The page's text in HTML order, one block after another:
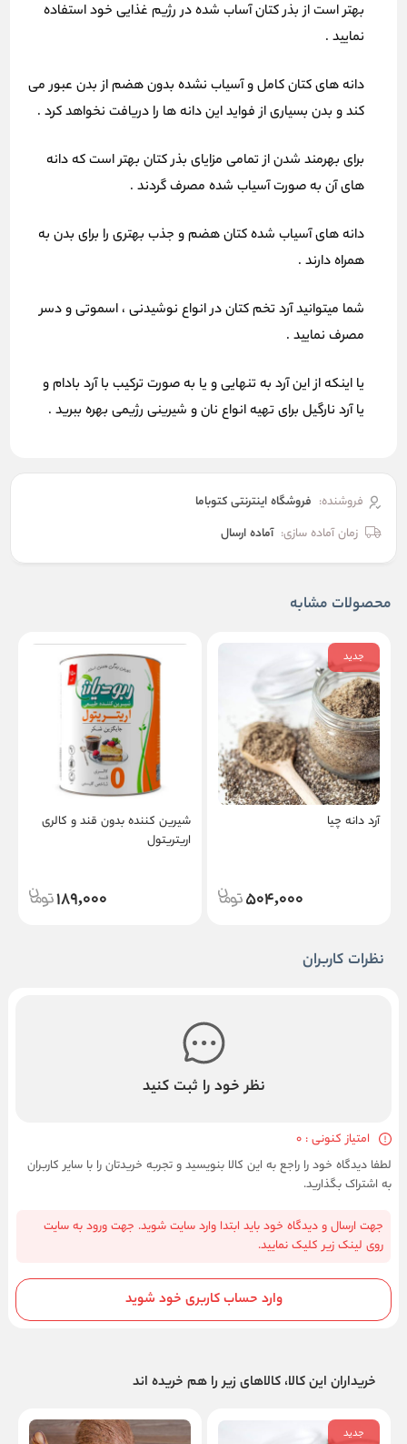
بهتر است از بذر کتان آساب شده در رژیم غذایی خود استفاده
نمایید .
دانه های کتان کامل و آسیاب نشده بدون هضم از بدن عبور می
کند و بدن بسیاری از فواید این دانه ها را دریافت نخواهد کرد .
برای بهرمند شدن از تمامی مزایای بذر کتان بهتر است که دانه
های آن به صورت آسیاب شده مصرف گردند .
دانه های آسیاب شده کتان هضم و جذب بهتری را برای بدن به
همراه دارند .
شما میتوانید آرد تخم کتان در انواع نوشیدنی ، اسموتی و دسر
مصرف نمایید .
یا اینکه از این آرد به تنهایی و یا به صورت ترکیب با آرد بادام و
یا آرد نارگیل برای تهیه انواع نان و شیرینی رژیمی بهره ببرید .
فروشنده: فروشگاه اینترنتی کتوباما
زمان آماده سازی: آماده ارسال
محصولات مشابه
جدید
آرد دانه چیا
504,000
شیرین کننده بدون قند و کالری
اریتریتول
189,000
نظرات کاربران
نظر خود را ثبت کنید
امتیاز کنونی : 0
لطفا دیدگاه خود را راجع به این کالا بنویسید و تجربه خریدتان را با سایر کاربران
به اشتراک بگذارید.
جهت ارسال و دیدگاه خود باید ابتدا وارد سایت شوید. جهت ورود به سایت
روی لینک زیر کلیک نمایید.
وارد حساب کاربری خود شوید
خریداران این کالا، کالاهای زیر را هم خریده اند
جدید